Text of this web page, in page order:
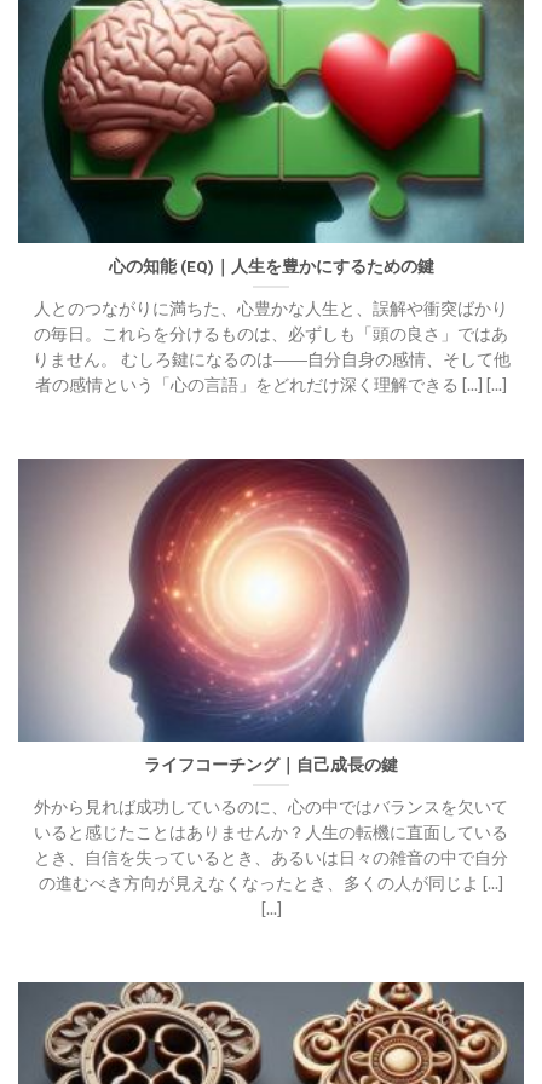
心の知能 (EQ)｜人生を豊かにするための鍵
人とのつながりに満ちた、心豊かな人生と、誤解や衝突ばかり
の毎日。これらを分けるものは、必ずしも「頭の良さ」ではあ
りません。 むしろ鍵になるのは――自分自身の感情、そして他
者の感情という「心の言語」をどれだけ深く理解できる [...] [...]
ライフコーチング｜自己成長の鍵
外から見れば成功しているのに、心の中ではバランスを欠いて
いると感じたことはありませんか？人生の転機に直面している
とき、自信を失っているとき、あるいは日々の雑音の中で自分
の進むべき方向が見えなくなったとき、多くの人が同じよ [...]
[...]